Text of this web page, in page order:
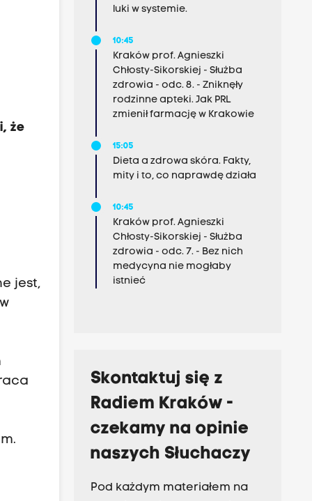
że
jest,
luki w systemie.
10:45
Kraków prof. Agnieszki
Chłosty-Sikorskiej - Służba
zdrowia - odc. 8. - Zniknęły
rodzinne apteki. Jak PRL
zmienił farmację w Krakowie
15:05
Dieta a zdrowa skóra. Fakty,
mity i to, co naprawdę działa
10:45
Kraków prof. Agnieszki
Chłosty-Sikorskiej - Służba
zdrowia - odc. 7. - Bez nich
medycyna nie mogłaby
istnieć
Skontaktuj się z
Radiem Kraków -
czekamy na opinie
naszych Słuchaczy
Pod każdym materiałem na